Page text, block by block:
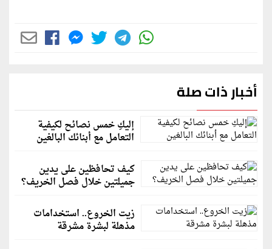
أخبار ذات صلة
إليكِ خمس نصائح لكيفية
التعامل مع أبنائك البالغين
كيف تحافظين على يدين
جميلتين خلال فصل الخريف؟
زيت الخروع.. استخدامات
مذهلة لبشرة مشرقة